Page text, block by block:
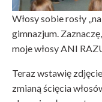
Włosy sobie rosły
gimnazjum.
moje włosy ANI
Teraz wstawię
zmianą ścięcia